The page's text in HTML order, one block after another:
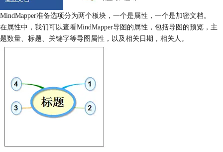
MindMapper准备选项分为两个板块，一个是属性，一个是加密文档。
在属性中，我们可以查看MindMapper导图的属性，包括导图的预览，主
题数量、标题、关键字等导图属性，以及相关日期，相关人。